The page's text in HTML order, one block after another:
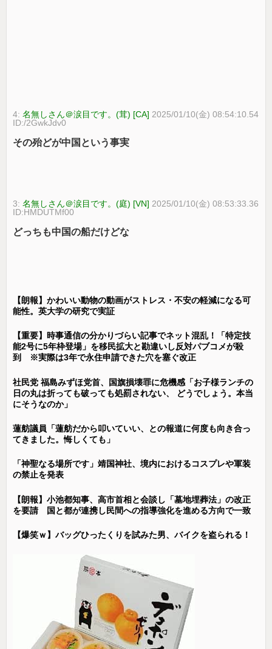
4:名無しさん＠涙目です。(茸) [CA] 2025/01/10(金) 08:54:10.54
ID:/2GwkJdv0
その殆どが中国という事実
3:名無しさん＠涙目です。(庭) [VN] 2025/01/10(金) 08:53:33.36
ID:HMDUTMf00
どっちも中国の船だけどな
【朗報】かわいい動物の動画がストレス・不安の軽減になる可
能性。英大学の研究で実証
【重要】時事通信の分かりづらい記事でネット混乱！「特定技
能2号に5年枠登場」を移民拡大と勘違いし反対パブコメが殺
到 ※実際は3年で永住申請できた穴を塞ぐ改正
社民党 福島みずほ党首、国旗損壊罪に危機感「お子様ランチの
日の丸は折っても破っても処罰されない、 どうでしょう。本当
にそうなのか」
蓮舫議員「蓮舫だから叩いていい、との報道に何度も向き合っ
てきました。悔しくても」
「神聖なる場所です」靖国神社、境内におけるコスプレや軍装
の禁止を発表
【朗報】小池都知事、高市首相と会談し「墓地埋葬法」の改正
を要請 国と都が連携し民間への指導強化を進める方向で一致
【爆笑ｗ】バッグひったくりを試みた男、バイクを盗られる！